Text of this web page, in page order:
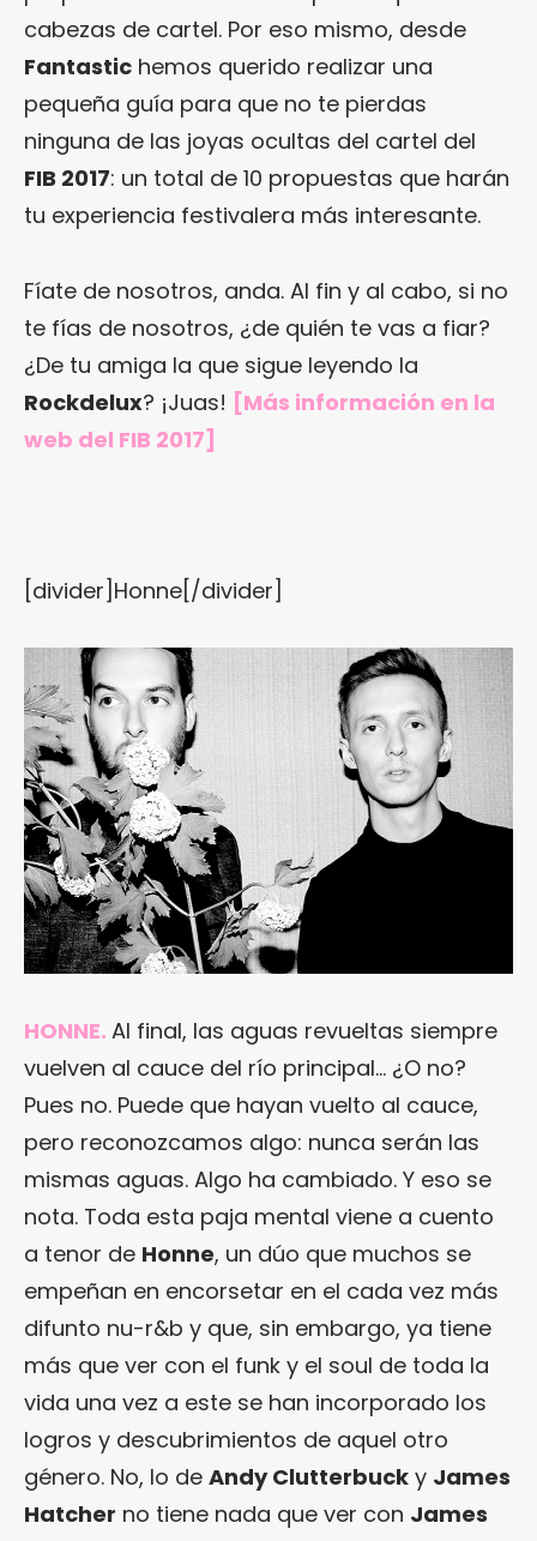
cabezas de cartel. Por eso mismo, desde
Fantastic hemos querido realizar una
pequeña guía para que no te pierdas
ninguna de las joyas ocultas del cartel del
FIB 2017: un total de 10 propuestas que harán
tu experiencia festivalera más interesante.
Fíate de nosotros, anda. Al fin y al cabo, si no
te fías de nosotros, ¿de quién te vas a fiar?
¿De tu amiga la que sigue leyendo la
Rockdelux? ¡Juas! [Más información en la
web del FIB 2017]
[divider]Honne[/divider]
HONNE. Al final, las aguas revueltas siempre
vuelven al cauce del río principal… ¿O no?
Pues no. Puede que hayan vuelto al cauce,
pero reconozcamos algo: nunca serán las
mismas aguas. Algo ha cambiado. Y eso se
nota. Toda esta paja mental viene a cuento
a tenor de Honne, un dúo que muchos se
empeñan en encorsetar en el cada vez más
difunto nu-r&b y que, sin embargo, ya tiene
más que ver con el funk y el soul de toda la
vida una vez a este se han incorporado los
logros y descubrimientos de aquel otro
género. No, lo de Andy Clutterbuck y James
Hatcher no tiene nada que ver con James